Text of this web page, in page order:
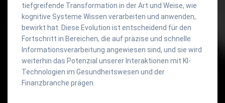
tiefgreifende Transformation in der Art und Weise, wie
kognitive Systeme Wissen verarbeiten und anwenden,
bewirkt hat. Diese Evolution ist entscheidend für den
Fortschritt in Bereichen, die auf präzise und schnelle
Informationsverarbeitung angewiesen sind, und sie wird
weiterhin das Potenzial unserer Interaktionen mit KI-
Technologien im Gesundheitswesen und der
Finanzbranche prägen.